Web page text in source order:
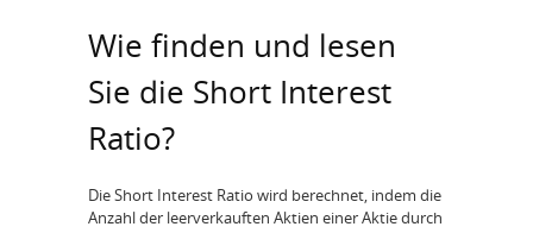
Wie finden und lesen
Sie die Short Interest
Ratio?
Die Short Interest Ratio wird berechnet, indem die
Anzahl der leerverkauften Aktien einer Aktie durch